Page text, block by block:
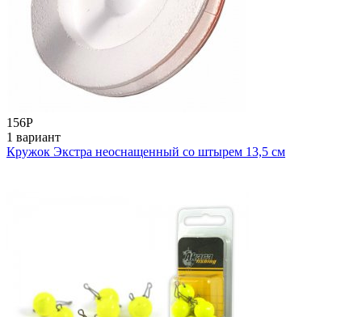
156Р
1 вариант
Кружок Экстра неоснащенный со штырем 13,5 см